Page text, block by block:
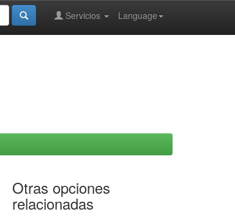
Language
Servicios
Otras opciones
relacionadas